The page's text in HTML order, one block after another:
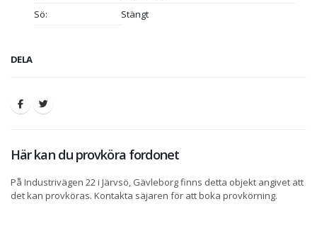
Sö:
Stängt
DELA
Här kan du provköra fordonet
På Industrivägen 22 i Järvsö, Gävleborg finns detta objekt angivet att
det kan provköras. Kontakta säjaren för att boka provkörning.